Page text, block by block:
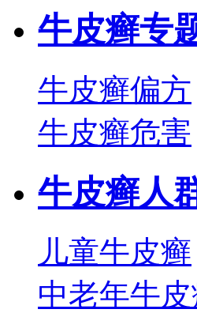
牛皮癣专
牛皮癣偏方
牛皮癣危害
牛皮癣人
儿童牛皮癣
中老年牛